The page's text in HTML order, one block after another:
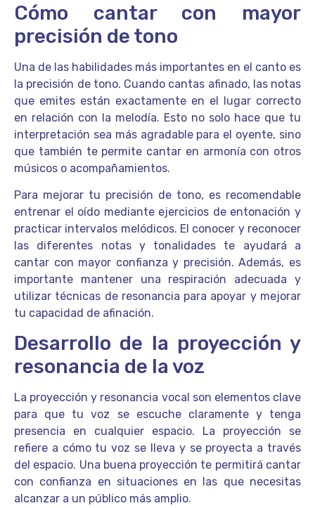
Cómo cantar con mayor
precisión de tono
Una de las habilidades más importantes en el canto es
la precisión de tono. Cuando cantas afinado, las notas
que emites están exactamente en el lugar correcto
en relación con la melodía. Esto no solo hace que tu
interpretación sea más agradable para el oyente, sino
que también te permite cantar en armonía con otros
músicos o acompañamientos.
Para mejorar tu precisión de tono, es recomendable
entrenar el oído mediante ejercicios de entonación y
practicar intervalos melódicos. El conocer y reconocer
las diferentes notas y tonalidades te ayudará a
cantar con mayor confianza y precisión. Además, es
importante mantener una respiración adecuada y
utilizar técnicas de resonancia para apoyar y mejorar
tu capacidad de afinación.
Desarrollo de la proyección y
resonancia de la voz
La proyección y resonancia vocal son elementos clave
para que tu voz se escuche claramente y tenga
presencia en cualquier espacio. La proyección se
refiere a cómo tu voz se lleva y se proyecta a través
del espacio. Una buena proyección te permitirá cantar
con confianza en situaciones en las que necesitas
alcanzar a un público más amplio.